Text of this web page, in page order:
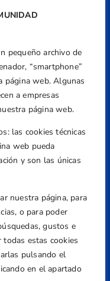
pequeño archivo de
“smartphone”
página web. Algunas
a empresas
página web.
las cookies técnicas
web pueda
y son las únicas
nuestra página, para
o para poder
gustos e
todas estas cookies
pulsando el
en el apartado
d'Isaac Peral i
2 y 3, 46980,